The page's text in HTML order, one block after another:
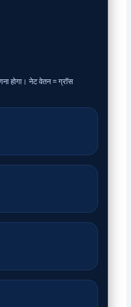
होगा। नेट वेतन = ग्रॉस